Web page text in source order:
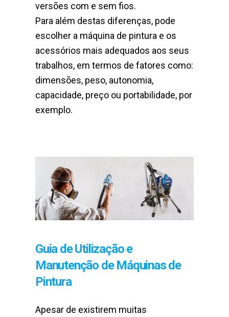
versões com e sem fios.
Para além destas diferenças, pode
escolher a máquina de pintura e os
acessórios mais adequados aos seus
trabalhos, em termos de fatores como:
dimensões, peso, autonomia,
capacidade, preço ou portabilidade, por
exemplo.
Guia de Utilização e
Manutenção de Máquinas de
Pintura
Apesar de existirem muitas